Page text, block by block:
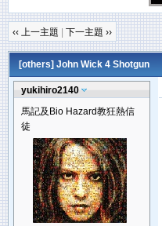
‹‹ 上一主題 下一主題 ››
[others] John Wick 4 Shotgun
yukihiro2140
馬記及Bio Hazard教狂熱信
徒